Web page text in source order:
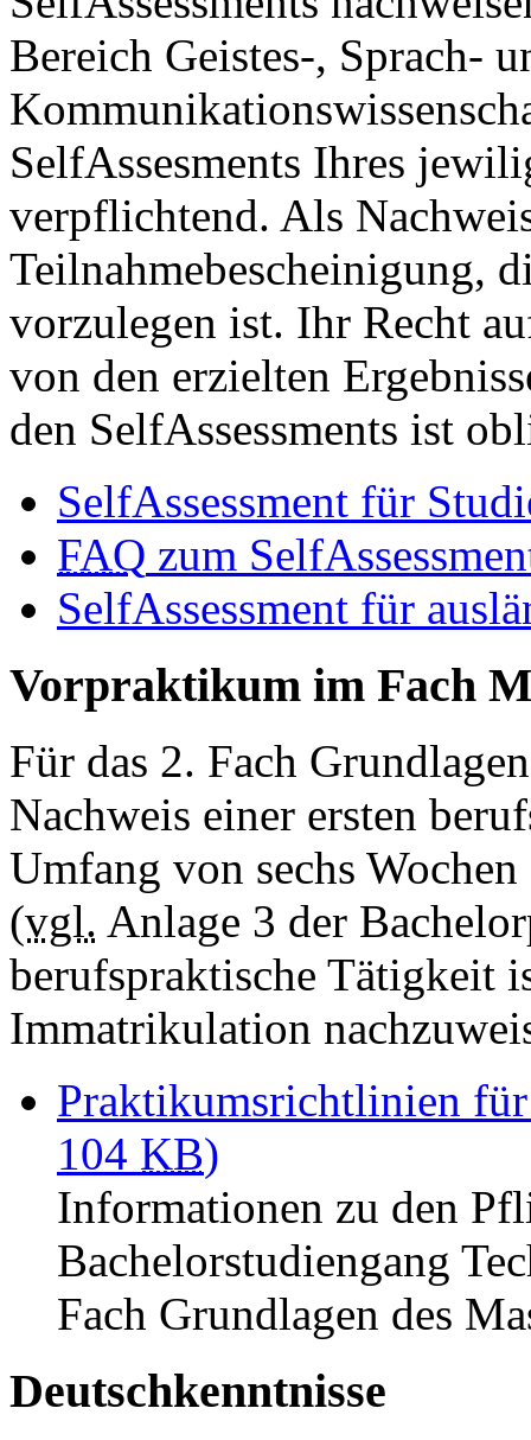
Bereich Geistes-, Sprach-
SelfAssesments Ihres
verpflichtend. Als
Teilnahmebescheinigung,
vorzulegen ist. Ihr Recht
von den erzielten
den SelfAssessments ist
SelfAssessment für
FAQ zum
SelfAssessment für
Vorpraktikum im Fach
Für das 2. Fach
Nachweis einer ersten
Umfang von sechs
(vgl. Anlage 3 der
berufspraktische Tätigkeit
Immatrikulation
Praktikumsrichtlinien
104 KB)
Informationen zu den
Bachelorstudiengang
Fach Grundlagen des
Deutschkenntnisse